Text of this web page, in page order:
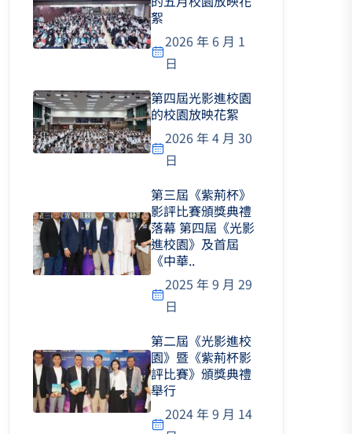
絮
2026 年 6 月 1
日
第四屆光影進校園
的校園放映花絮
2026 年 4 月 30
日
第三屆《紫荊杯》
影評比賽頒獎典禮
落幕 第四屆《光影
進校園》及首屆
《中華..
2025 年 9 月 29
日
第二屆《光影進校
園》暨《紫荊杯影
評比賽》頒獎典禮
舉行
2024 年 9 月 14